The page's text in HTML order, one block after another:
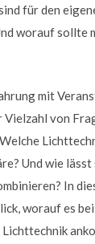
für den
worauf sollte
mit
von
Und wie lässt
In
worauf es